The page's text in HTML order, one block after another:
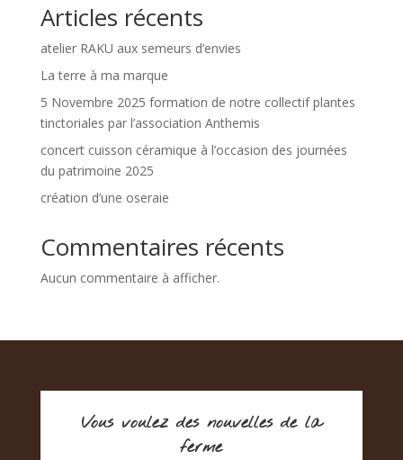
Articles récents
atelier RAKU aux semeurs d’envies
La terre à ma marque
5 Novembre 2025 formation de notre collectif plantes
tinctoriales par l’association Anthemis
concert cuisson céramique à l’occasion des journées
du patrimoine 2025
création d’une oseraie
Commentaires récents
Aucun commentaire à afficher.
Vous voulez des nouvelles de la
ferme